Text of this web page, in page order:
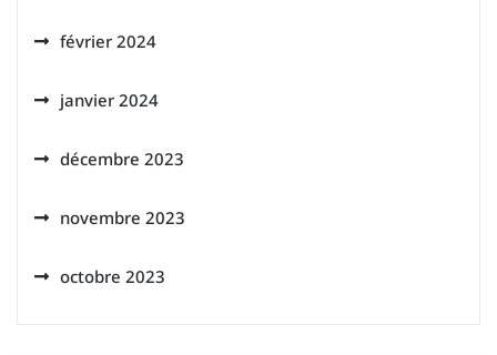
février 2024
janvier 2024
décembre 2023
novembre 2023
octobre 2023